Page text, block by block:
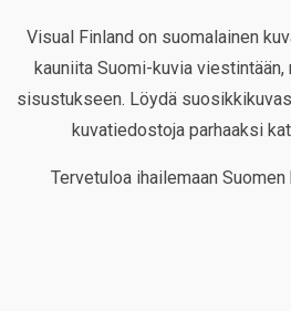
Visual Finland on suomalainen
kauniita Suomi-kuvia
sisustukseen. Löydä
kuvatiedostoja parhaaksi
Tervetuloa ihailemaan